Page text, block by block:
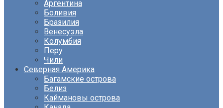
Аргентина
Боливия
Бразилия
Венесуэла
Колумбия
Перу
Чили
Северная Америка
Багамские острова
Белиз
Каймановы острова